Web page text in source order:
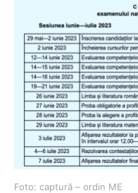
Foto: captură – ordin ME